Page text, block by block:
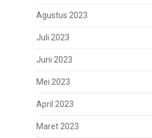
Agustus 2023
Juli 2023
Juni 2023
Mei 2023
April 2023
Maret 2023